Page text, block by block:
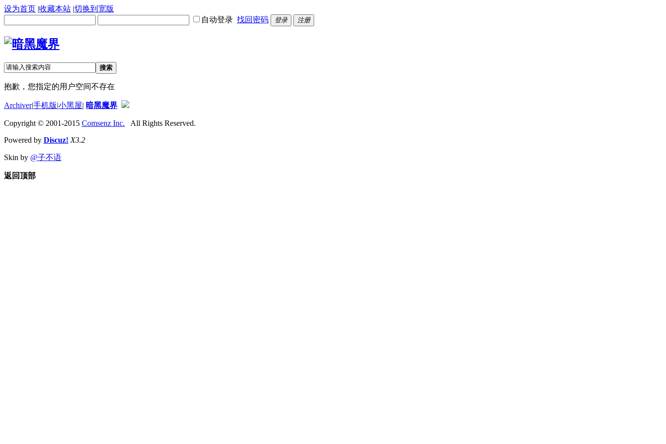
设为首页 |收藏本站 |切换到宽版
自动登录 找回密码 登录 注册
搜索
抱歉，您指定的用户空间不存在
Archiver|手机版|小黑屋| 暗黑魔界
Copyright © 2001-2015 Comsenz Inc. All Rights Reserved.
Powered by Discuz! X3.2
Skin by @子不语
返回顶部